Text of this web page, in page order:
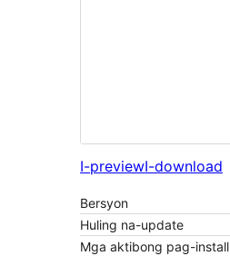
I-previewI-download
Bersyon
Huling na-update
Mga aktibong pag-install